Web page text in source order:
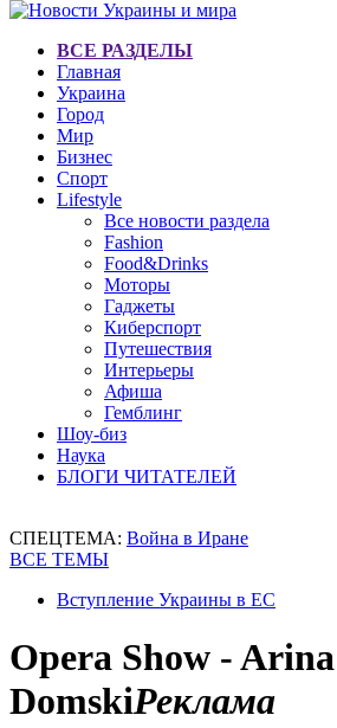
ВСЕ РАЗДЕЛЫ
Главная
Украина
Город
Мир
Бизнес
Спорт
Lifestyle
Все новости раздела
Fashion
Food&Drinks
Моторы
Гаджеты
Киберспорт
Путешествия
Интерьеры
Афиша
Гемблинг
Шоу-биз
Наука
БЛОГИ ЧИТАТЕЛЕЙ
СПЕЦТЕМА: Война в Иране
ВСЕ ТЕМЫ
Вступление Украины в ЕС
Opera Show - Arina
DomskiРеклама